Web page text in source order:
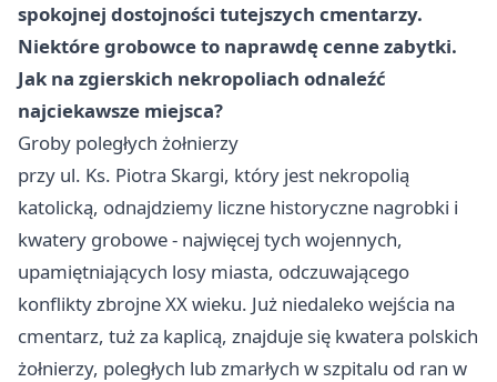
spokojnej dostojności tutejszych cmentarzy.
Niektóre grobowce to naprawdę cenne zabytki.
Jak na zgierskich nekropoliach odnaleźć
najciekawsze miejsca?
Groby poległych żołnierzy
przy ul. Ks. Piotra Skargi, który jest nekropolią
katolicką, odnajdziemy liczne historyczne nagrobki i
kwatery grobowe - najwięcej tych wojennych,
upamiętniających losy miasta, odczuwającego
konflikty zbrojne XX wieku. Już niedaleko wejścia na
cmentarz, tuż za kaplicą, znajduje się kwatera polskich
żołnierzy, poległych lub zmarłych w szpitalu od ran w